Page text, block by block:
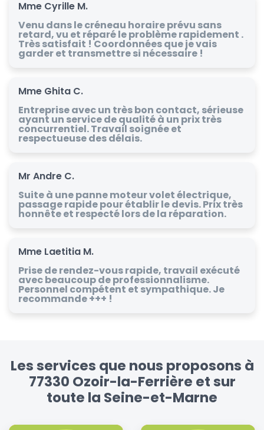
Mme Cyrille M.
Venu dans le créneau horaire prévu sans
retard, vu et réparé le problème rapidement .
Très satisfait ! Coordonnées que je vais
garder et transmettre si nécessaire !
Mme Ghita C.
Entreprise avec un très bon contact, sérieuse
ayant un service de qualité à un prix très
concurrentiel. Travail soignée et
respectueuse des délais.
Mr Andre C.
Suite à une panne moteur volet électrique,
passage rapide pour établir le devis. Prix très
honnête et respecté lors de la réparation.
Mme Laetitia M.
Prise de rendez-vous rapide, travail exécuté
avec beaucoup de professionnalisme.
Personnel compétent et sympathique. Je
recommande +++ !
Les services que nous proposons à
77330 Ozoir-la-Ferrière et sur
toute la Seine-et-Marne